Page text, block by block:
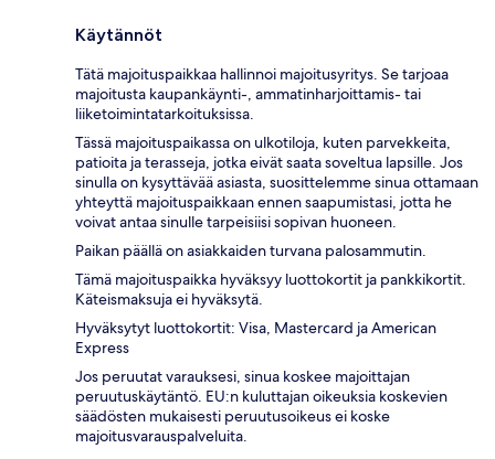
Käytännöt
Tätä majoituspaikkaa hallinnoi majoitusyritys. Se tarjoaa
majoitusta kaupankäynti-, ammatinharjoittamis- tai
liiketoimintatarkoituksissa.
Tässä majoituspaikassa on ulkotiloja, kuten parvekkeita,
patioita ja terasseja, jotka eivät saata soveltua lapsille. Jos
sinulla on kysyttävää asiasta, suosittelemme sinua ottamaan
yhteyttä majoituspaikkaan ennen saapumistasi, jotta he
voivat antaa sinulle tarpeisiisi sopivan huoneen.
Paikan päällä on asiakkaiden turvana palosammutin.
Tämä majoituspaikka hyväksyy luottokortit ja pankkikortit.
Käteismaksuja ei hyväksytä.
Hyväksytyt luottokortit: Visa, Mastercard ja American
Express
Jos peruutat varauksesi, sinua koskee majoittajan
peruutuskäytäntö. EU:n kuluttajan oikeuksia koskevien
säädösten mukaisesti peruutusoikeus ei koske
majoitusvarauspalveluita.